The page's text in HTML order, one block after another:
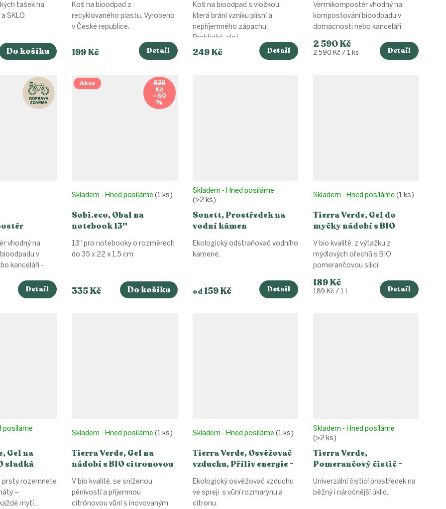
Do košíku
tašek na
SKLO.
199 Kč Detail
Koš na bioodpad z
recyklovaného plastu. Vyrobeno
v České republice.
249 Kč Detail
Koš na bioodpad s vložkou,
která brání vzniku plísní a
nepříjemného zápachu.
Praktické, ale i...
antracitová/zelená
2 590 Kč
Měrná
2 590 Kč / 1 ks Detail
Vermikompostér vhodný na
kompostování bioodpadu v
domácnosti nebo kanceláři.
slonová
Detail
vhodný na
v
kanceláři -
Akce
839
Kč
–60
%
Sobi.eco, Obal na
notebook 13''
Skladem - Hned posíláme(1 ks)
335 Kč Do košíku
13“ pro notebooky o rozměrech
do 35 x 22 x 1,5 cm
Sonett, Prostředek na
vodní kámen
Skladem - Hned posíláme
(>2 ks)
od159 Kč Detail
Ekologický odstraňovač vodního
kamene.
Tierra Verde, Gel do
myčky nádobí s BIO
Skladem - Hned posíláme (1 ks)
189 Kč
Měrná
189 Kč / 1 l Detail
V bio kvalitě, z výtažku z
mýdlových ořechů s BIO
pomerančovou silicí.
Gel na
sladká
posíláme
prsty rozemnete
–
mytí...
Tierra Verde, Gel na
nádobí s BIO citronovou
Skladem - Hned posíláme(1 ks)
V bio kvalitě, se sníženou
pěnivostí a příjemnou
citrónovou vůní s inovovaným
Tierra Verde, Osvěžovač
vzduchu, Příliv energie -
100ml
Skladem - Hned posíláme (1 ks)
Ekologický osvěžovač vzduchu
ve spreji s vůní rozmarýnu a
citronu.
Tierra Verde,
Pomerančový čistič -
Skladem - Hned posíláme
(>2 ks)
Univerzální čisticí prostředek na
běžný i náročnější úklid.